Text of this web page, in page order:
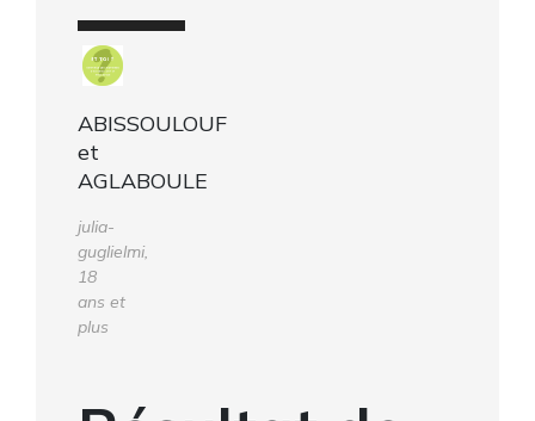
ABISSOULOUF
et
AGLABOULE
julia-
guglielmi,
18
ans et
plus